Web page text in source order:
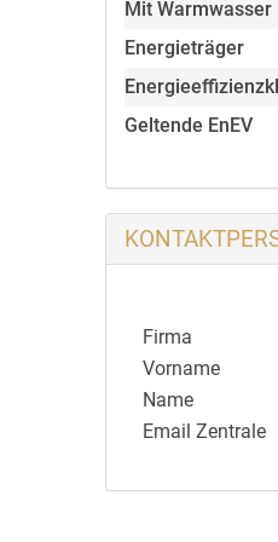
Alle
nicht
wir für den
Mit Warmwasser
Energieträger
Geltende EnEV
Firma
Vorname
Name
Email Zentrale